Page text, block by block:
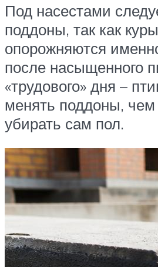
Под насестами
поддоны, так как
опорожняются
после насыщенного
«трудового» дня –
менять поддоны, чем
убирать сам пол.